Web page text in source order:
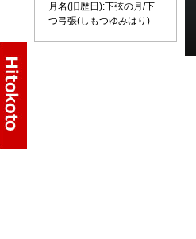
月名(旧歴日):下弦の月/下
つ弓張(しもつゆみはり)